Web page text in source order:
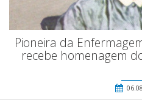
Pioneira da
recebe homenagem